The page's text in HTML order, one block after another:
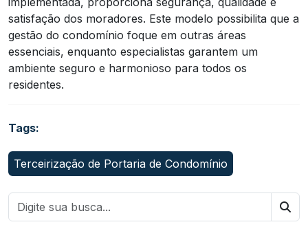
satisfação dos moradores. Este modelo possibilita que a
gestão do condomínio foque em outras áreas
essenciais, enquanto especialistas garantem um
ambiente seguro e harmonioso para todos os
residentes.
Tags:
Terceirização de Portaria de Condomínio